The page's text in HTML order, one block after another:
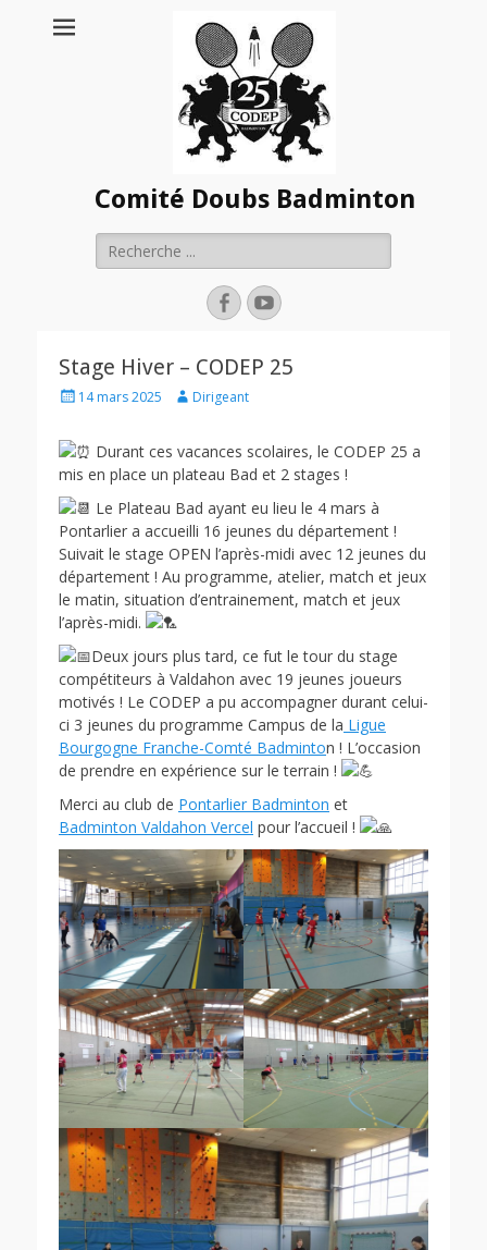
Comité Doubs Badminton
Rechercher :
FacebookYouTube
Stage Hiver – CODEP 25
Posted14 mars 2025 AuthorDirigeant
Durant ces vacances scolaires, le CODEP 25 a
mis en place un plateau Bad et 2 stages !
Le Plateau Bad ayant eu lieu le 4 mars à
Pontarlier a accueilli 16 jeunes du département !
Suivait le stage OPEN l’après-midi avec 12 jeunes du
département ! Au programme, atelier, match et jeux
le matin, situation d’entrainement, match et jeux
l’après-midi.
Deux jours plus tard, ce fut le tour du stage
compétiteurs à Valdahon avec 19 jeunes joueurs
motivés ! Le CODEP a pu accompagner durant celui-
ci 3 jeunes du programme Campus de la Ligue
Bourgogne Franche-Comté Badminton ! L’occasion
de prendre en expérience sur le terrain !
Merci au club de Pontarlier Badminton et
Badminton Valdahon Vercel pour l’accueil !